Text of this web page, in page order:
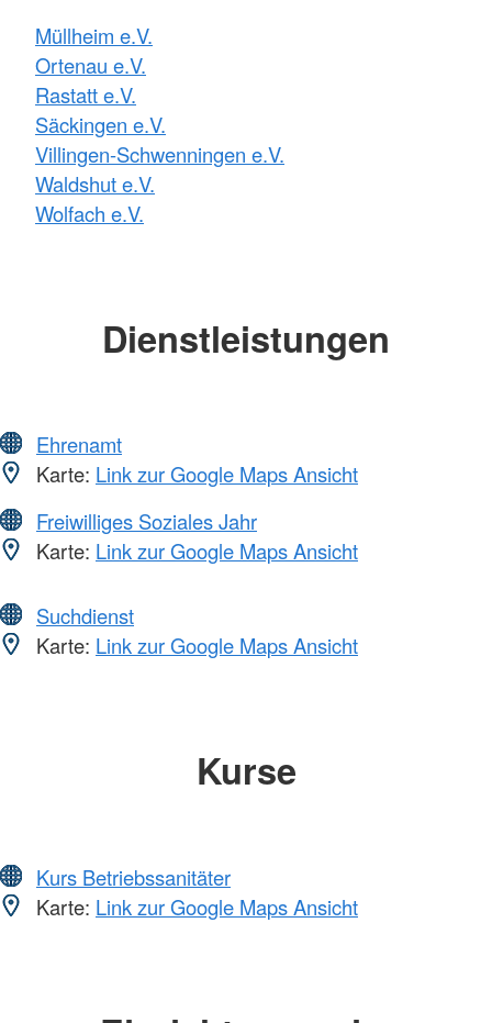
Müllheim e.V.
Ortenau e.V.
Rastatt e.V.
Säckingen e.V.
Villingen-Schwenningen e.V.
Waldshut e.V.
Wolfach e.V.
Dienstleistungen
Ehrenamt
Karte: Link zur Google Maps Ansicht
Freiwilliges Soziales Jahr
Karte: Link zur Google Maps Ansicht
Suchdienst
Karte: Link zur Google Maps Ansicht
Kurse
Kurs Betriebssanitäter
Karte: Link zur Google Maps Ansicht